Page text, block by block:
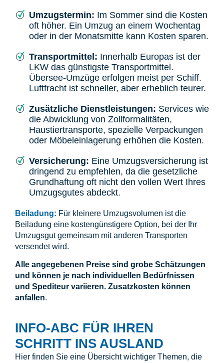
Umzugstermin: Im Sommer sind die Kosten
oft höher. Ein Umzug an einem Wochentag
oder in der Monatsmitte kann Kosten sparen.
Transportmittel: Innerhalb Europas ist der
LKW das günstigste Transportmittel.
Übersee-Umzüge erfolgen meist per Schiff.
Luftfracht ist schneller, aber erheblich teurer.
Zusätzliche Dienstleistungen: Services wie
die Abwicklung von Zollformalitäten,
Haustiertransporte, spezielle Verpackungen
oder Möbeleinlagerung erhöhen die Kosten.
Versicherung: Eine Umzugsversicherung ist
dringend zu empfehlen, da die gesetzliche
Grundhaftung oft nicht den vollen Wert Ihres
Umzugsgutes abdeckt.
Beiladung: Für kleinere Umzugsvolumen ist die
Beiladung eine kostengünstigere Option, bei der Ihr
Umzugsgut gemeinsam mit anderen Transporten
versendet wird.
Alle angegebenen Preise sind grobe Schätzungen
und können je nach individuellen Bedürfnissen
und Spediteur variieren. Zusatzkosten können
anfallen.
INFO-ABC FÜR IHREN
SCHRITT INS AUSLAND
Hier finden Sie eine Übersicht wichtiger Themen, die